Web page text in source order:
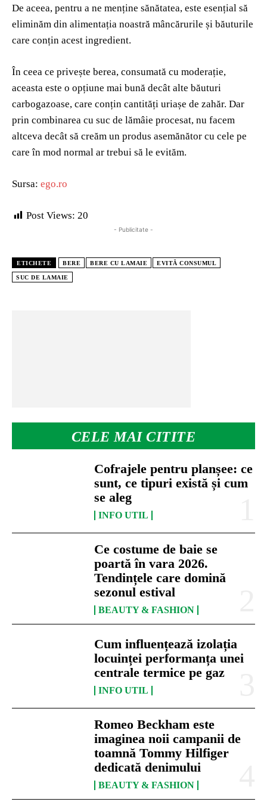
CELE MAI CITITE
Cofrajele pentru planșee: ce
sunt, ce tipuri există și cum
se aleg
INFO UTIL
Ce costume de baie se
poartă în vara 2026.
Tendințele care domină
sezonul estival
BEAUTY & FASHION
Cum influențează izolația
locuinței performanța unei
centrale termice pe gaz
INFO UTIL
Romeo Beckham este
imaginea noii campanii de
toamnă Tommy Hilfiger
dedicată denimului
BEAUTY & FASHION
De aceea, pentru a ne menține sănătatea, este esențial să
eliminăm din alimentația noastră mâncărurile și băuturile
care conțin acest ingredient.
În ceea ce privește berea, consumată cu moderație,
aceasta este o opțiune mai bună decât alte băuturi
carbogazoase, care conțin cantități uriașe de zahăr. Dar
prin combinarea cu suc de lămâie procesat, nu facem
altceva decât să creăm un produs asemănător cu cele pe
care în mod normal ar trebui să le evităm.
Sursa: ego.ro
Post Views: 20
- Publicitate -
ETICHETE BERE BERE CU LAMAIE EVITĂ CONSUMUL
SUC DE LAMAIE